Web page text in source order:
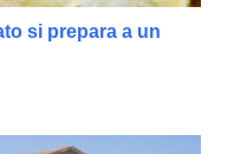
si prepara a un